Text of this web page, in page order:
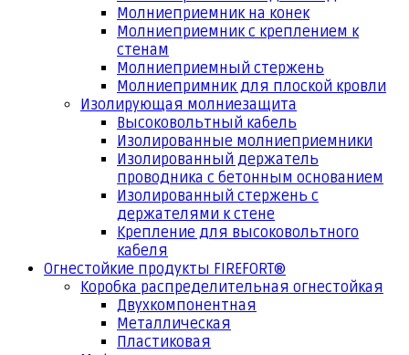
Молниеприемник на конек
Молниеприемник с креплением к
стенам
Молниеприемный стержень
Молниепримник для плоской кровли
Изолирующая молниезащита
Высоковольтный кабель
Изолированные молниеприемники
Изолированный держатель
проводника с бетонным основанием
Изолированный стержень с
держателями к стене
Крепление для высоковольтного
кабеля
Огнестойкие продукты FIREFORT®
Коробка распределительная огнестойкая
Двухкомпонентная
Металлическая
Пластиковая